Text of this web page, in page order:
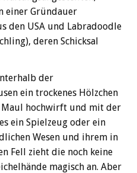
einer Gründauer
den USA und Labradoodle
deren Schicksal
der
ein trockenes Hölzchen
Maul hochwirft und mit der
ein Spielzeug oder ein
Wesen und ihrem in
Fell zieht die noch keine
magisch an. Aber